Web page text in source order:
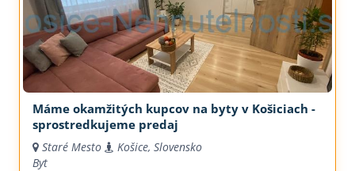
Máme okamžitých kupcov na byty v Košiciach -
sprostredkujeme predaj
Staré Mesto
Košice, Slovensko
Byt